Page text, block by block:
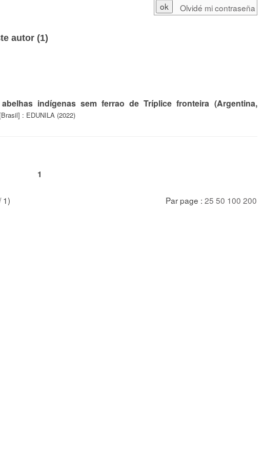
autor (1)
indígenas sem ferrao de Tríplice fronteira (Argentina,
: EDUNILA (2022)
1
1) Par page : 25 50 100 200
Olvidé mi contraseña